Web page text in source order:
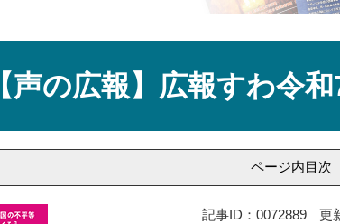
【声の広報】広報すわ令
ページ内目次
記事ID：0072889 更